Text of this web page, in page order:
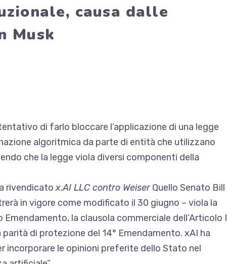
causa dalle
Musk
di farlo bloccare l’applicazione di una legge
algoritmica da parte di entità che utilizzano
che la legge viola diversi componenti della
rivendicatox.AI LLC contro WeiserQuello Senato Bill
in vigore come modificato il 30 giugno – viola la
la clausola commerciale dell’Articolo I
di protezione del 14° Emendamento. xAI ha
incorporare le opinioni preferite dello Stato nel